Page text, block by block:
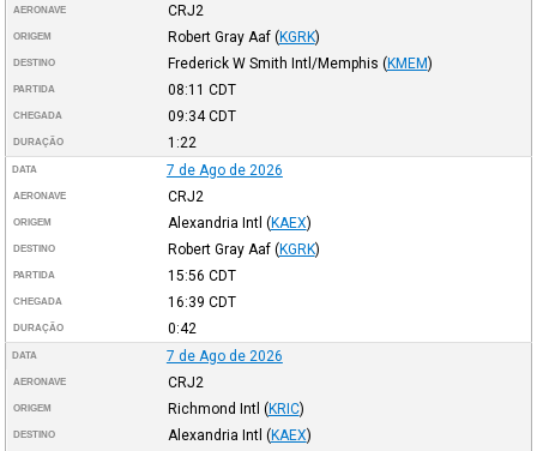
AERONAVE CRJ2
ORIGEM Robert Gray Aaf (KGRK)
DESTINO Frederick W Smith Intl/Memphis (KMEM)
PARTIDA 08:11 CDT
CHEGADA 09:34CDT
DURAÇÃO 1:22
DATA 7 de Ago de 2026
AERONAVE CRJ2
ORIGEM Alexandria Intl (KAEX)
DESTINO Robert Gray Aaf (KGRK)
PARTIDA 15:56 CDT
CHEGADA 16:39 CDT
DURAÇÃO 0:42
DATA 7 de Ago de 2026
AERONAVE CRJ2
ORIGEM Richmond Intl (KRIC)
DESTINO Alexandria Intl (KAEX)